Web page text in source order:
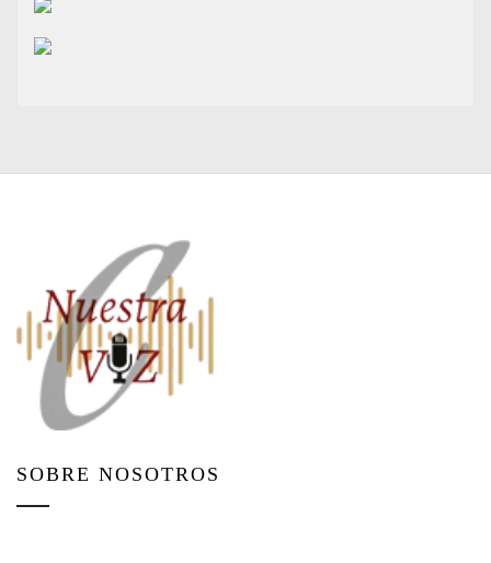
SOBRE NOSOTROS